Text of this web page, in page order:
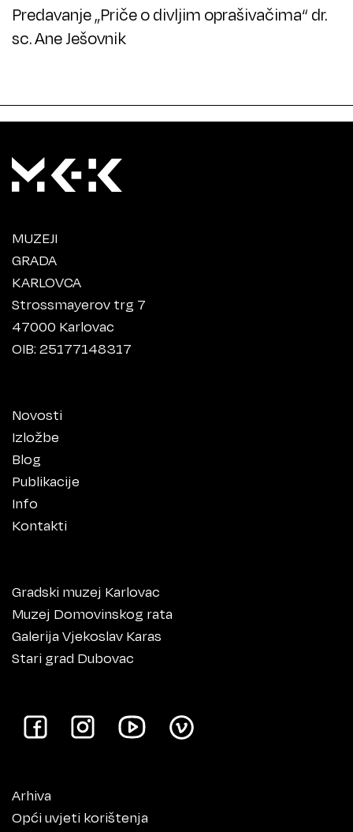
Predavanje „Priče o divljim oprašivačima“ dr.
sc. Ane Ješovnik
MUZEJI
GRADA
KARLOVCA
Strossmayerov trg 7
47000 Karlovac
OIB: 25177148317
Novosti
Izložbe
Blog
Publikacije
Info
Kontakti
Gradski muzej Karlovac
Muzej Domovinskog rata
Galerija Vjekoslav Karas
Stari grad Dubovac
Arhiva
Opći uvjeti korištenja